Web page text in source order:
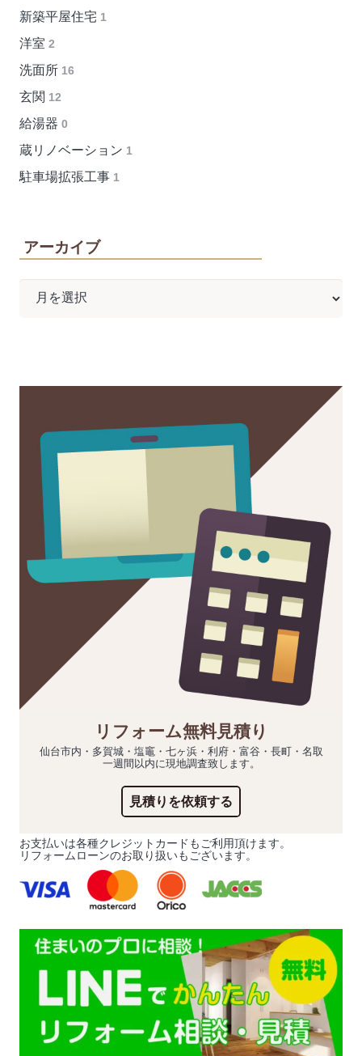
新築平屋住宅 1
洋室 2
洗面所 16
玄関 12
給湯器 0
蔵リノベーション 1
駐車場拡張工事 1
アーカイブ
リフォーム無料見積り
仙台市内・多賀城・塩竈・七ヶ浜・利府・富谷・長町・名取
一週間以内に現地調査致します。
見積りを依頼する
お支払いは各種クレジットカードもご利用頂けます。
リフォームローンのお取り扱いもございます。